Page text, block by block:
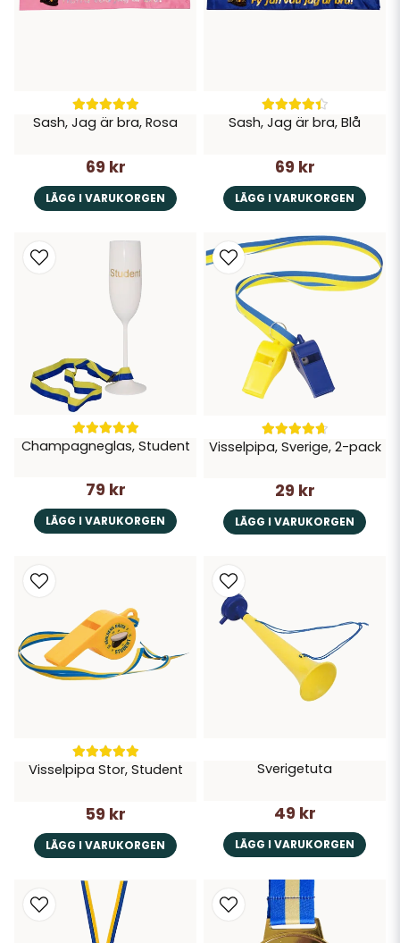
Sash, Jag är bra, Rosa
69 kr
LÄGG I VARUKORGEN
Sash, Jag är bra, Blå
69 kr
LÄGG I VARUKORGEN
Champagneglas, Student
79 kr
LÄGG I VARUKORGEN
Visselpipa, Sverige, 2-pack
29 kr
LÄGG I VARUKORGEN
Visselpipa Stor, Student
59 kr
LÄGG I VARUKORGEN
Sverigetuta
49 kr
LÄGG I VARUKORGEN